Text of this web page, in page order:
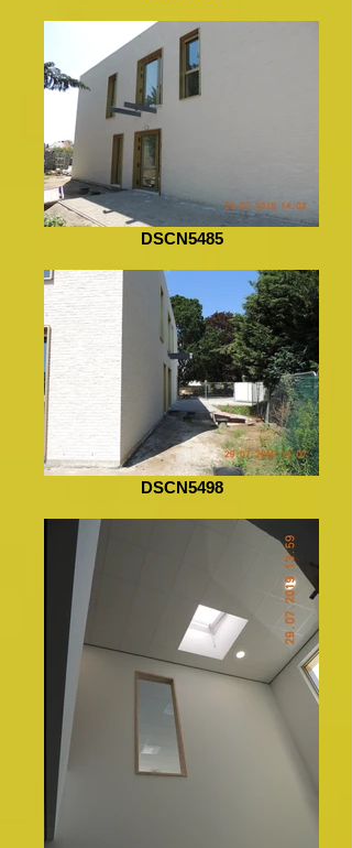
DSCN5485
DSCN5498